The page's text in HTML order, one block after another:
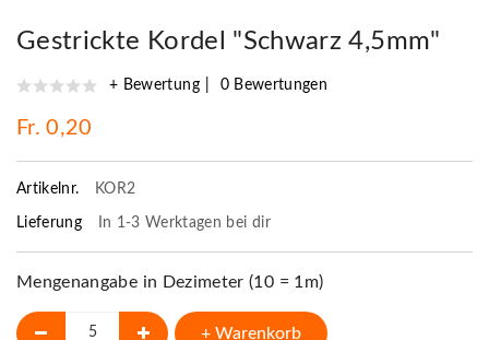
Gestrickte Kordel "Schwarz 4,5mm"
+ Bewertung 0 Bewertungen
Fr. 0,20
Artikelnr. KOR2
Lieferung In 1-3 Werktagen bei dir
Mengenangabe in Dezimeter (10 = 1m)
+ Warenkorb